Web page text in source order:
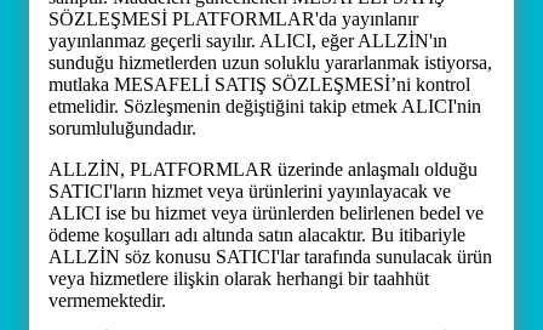
SÖZLEŞMESİ PLATFORMLAR'da yayınlanır
yayınlanmaz geçerli sayılır. ALICI, eğer ALLZİN'ın
sunduğu hizmetlerden uzun soluklu yararlanmak istiyorsa,
mutlaka MESAFELİ SATIŞ SÖZLEŞMESİ’ni kontrol
etmelidir. Sözleşmenin değiştiğini takip etmek ALICI'nin
sorumluluğundadır.
ALLZİN, PLATFORMLAR üzerinde anlaşmalı olduğu
SATICI'ların hizmet veya ürünlerini yayınlayacak ve
ALICI ise bu hizmet veya ürünlerden belirlenen bedel ve
ödeme koşulları adı altında satın alacaktır. Bu itibariyle
ALLZİN söz konusu SATICI'lar tarafında sunulacak ürün
veya hizmetlere ilişkin olarak herhangi bir taahhüt
vermemektedir.